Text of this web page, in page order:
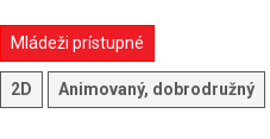
Mládeži prístupné
2D Animovaný, dobrodružný